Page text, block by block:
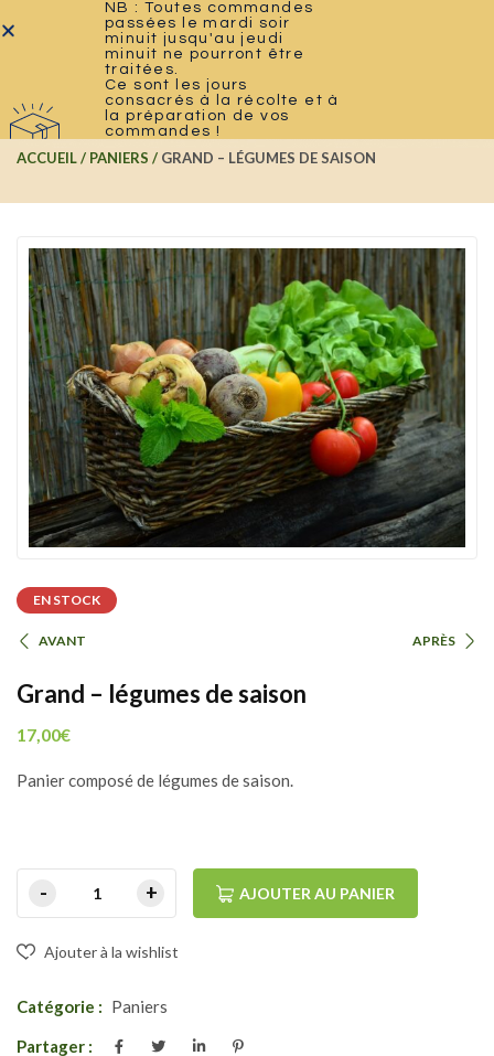
ACCUEIL PANIERS GRAND – LÉGUMES DE SAISON
EN STOCK
AVANT APRÈS
Grand – légumes de saison
17,00€
Panier composé de légumes de saison.
AJOUTER AU PANIER
Ajouter à la wishlist
Catégorie : Paniers
Partager :
NB : Toutes commandes
passées le mardi soir
minuit jusqu'au jeudi
minuit ne pourront être
traitées.
Ce sont les jours
consacrés à la récolte et à
la préparation de vos
commandes !